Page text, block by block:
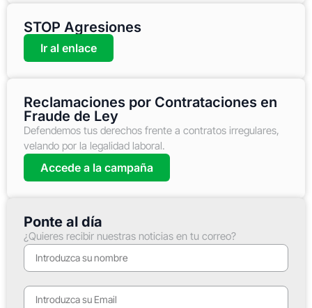
STOP Agresiones
Ir al enlace
Reclamaciones por Contrataciones en
Fraude de Ley
Defendemos tus derechos frente a contratos irregulares,
velando por la legalidad laboral.
Accede a la campaña
Ponte al día
¿Quieres recibir nuestras noticias en tu correo?